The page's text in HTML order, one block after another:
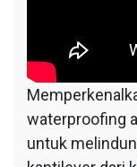
waterproofing
untuk